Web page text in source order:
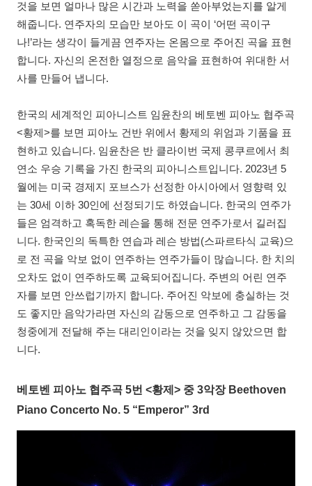
것을 보면 얼마나 많은 시간과 노력을 쏟아부었는지를 알게
해줍니다. 연주자의 모습만 보아도 이 곡이 ‘어떤 곡이구
나!’라는 생각이 들게끔 연주자는 온몸으로 주어진 곡을 표현
합니다. 자신의 온전한 열정으로 음악을 표현하여 위대한 서
사를 만들어 냅니다.
한국의 세계적인 피아니스트 임윤찬의 베토벤 피아노 협주곡
<황제>를 보면 피아노 건반 위에서 황제의 위엄과 기품을 표
현하고 있습니다. 임윤찬은 반 클라이번 국제 콩쿠르에서 최
연소 우승 기록을 가진 한국의 피아니스트입니다. 2023년 5
월에는 미국 경제지 포브스가 선정한 아시아에서 영향력 있
는 30세 이하 30인에 선정되기도 하였습니다. 한국의 연주가
들은 엄격하고 혹독한 레슨을 통해 전문 연주가로서 길러집
니다. 한국인의 독특한 연습과 레슨 방법(스파르타식 교육)으
로 전 곡을 악보 없이 연주하는 연주가들이 많습니다. 한 치의
오차도 없이 연주하도록 교육되어집니다. 주변의 어린 연주
자를 보면 안쓰럽기까지 합니다. 주어진 악보에 충실하는 것
도 좋지만 음악가라면 자신의 감동으로 연주하고 그 감동을
청중에게 전달해 주는 대리인이라는 것을 잊지 않았으면 합
니다.
베토벤 피아노 협주곡 5번 <황제> 중 3악장 Beethoven
Piano Concerto No. 5 “Emperor” 3rd